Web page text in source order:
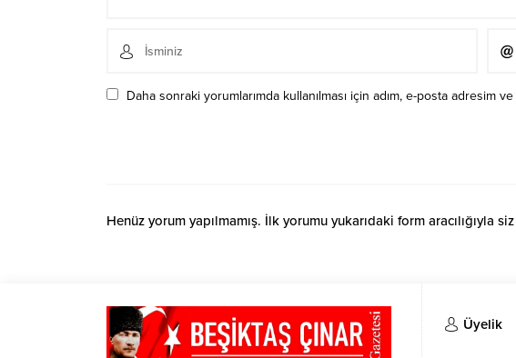
Daha sonraki yorumlarımda kullanılması için adım, e-posta adresim
Henüz yorum yapılmamış. İlk yorumu yukarıdaki form aracılığıyla
Üyelik